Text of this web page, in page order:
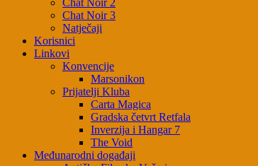
Chat Noir 2
Chat Noir 3
Natječaji
Korisnici
Linkovi
Konvencije
Marsonikon
Prijatelji Kluba
Carta Magica
Gradska četvrt Retfala
Inverzija i Hangar 7
The Void
Međunarodni događaji